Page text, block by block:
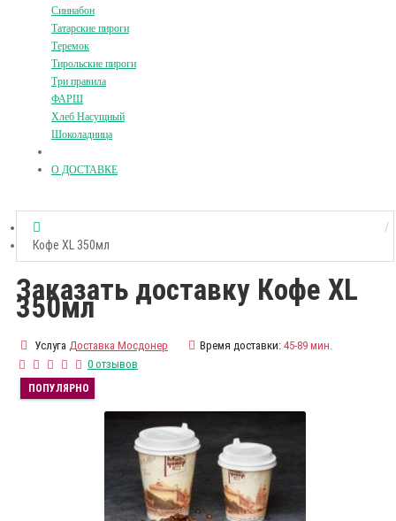
Синнабон
Татарские пироги
Теремок
Тирольские пироги
Три правила
ФАРШ
Хлеб Насущный
Шоколадница
О ДОСТАВКЕ
Кофе XL 350мл
Заказать доставку Кофе XL
350мл
Услуга Доставка Мосдонер Время доставки: 45-89 мин.
0 отзывов
ПОПУЛЯРНО